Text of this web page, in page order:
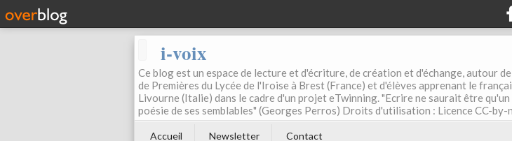
i-voix
Ce blog est un espace de lecture et d'écriture, de création et d'échange, autour
de Premières du Lycée de l'Iroise à Brest (France) et d'élèves apprenant le
Livourne (Italie) dans le cadre d'un projet eTwinning. "Ecrire ne saurait être
poésie de ses semblables" (Georges Perros) Droits d'utilisation : Licence CC-by-
Accueil Newsletter Contact